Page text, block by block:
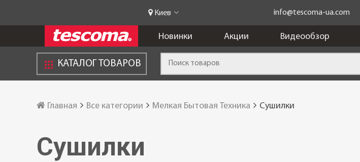
Киев info@tescoma-ua.com
Новинки Акции Видеообзор
КАТАЛОГ ТОВАРОВ
Главная Все категории Мелкая Бытовая Техника Сушилки
Сушилки